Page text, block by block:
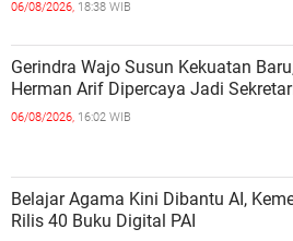
06/08/2026, 18:38 WIB
Gerindra Wajo Susun Kekuatan
Herman Arif Dipercaya Jadi
06/08/2026, 16:02 WIB
Belajar Agama Kini Dibantu AI,
Rilis 40 Buku Digital PAI